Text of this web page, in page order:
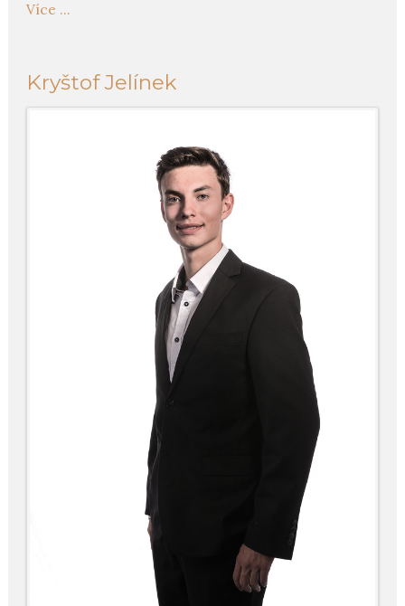
Více ...
Kryštof Jelínek